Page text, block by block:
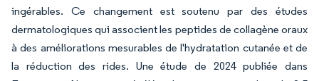
ingérables. Ce changement est soutenu par des études
dermatologiques qui associent les peptides de collagène oraux
à des améliorations mesurables de l'hydratation cutanée et de
la réduction des rides. Une étude de 2024 publiée dans